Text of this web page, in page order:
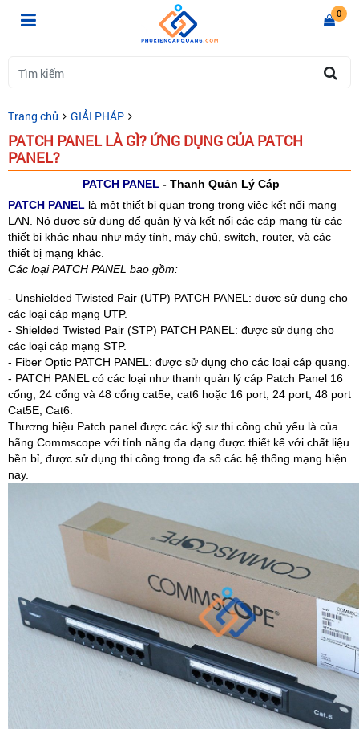
0
Trang chủ GIẢI PHÁP
PATCH PANEL LÀ GÌ? ỨNG DỤNG CỦA PATCH
PANEL?
PATCH PANEL - Thanh Quản Lý Cáp
PATCH PANEL là một thiết bị quan trọng trong việc kết nối mạng
LAN. Nó được sử dụng để quản lý và kết nối các cáp mạng từ các
thiết bị khác nhau như máy tính, máy chủ, switch, router, và các
thiết bị mạng khác.
Các loại PATCH PANEL bao gồm:
- Unshielded Twisted Pair (UTP) PATCH PANEL: được sử dụng cho
các loại cáp mạng UTP.
- Shielded Twisted Pair (STP) PATCH PANEL: được sử dụng cho
các loại cáp mạng STP.
- Fiber Optic PATCH PANEL: được sử dụng cho các loại cáp quang.
- PATCH PANEL có các loại như thanh quản lý cáp Patch Panel 16
cổng, 24 cổng và 48 cổng cat5e, cat6 hoặc 16 port, 24 port, 48 port
Cat5E, Cat6.
Thương hiệu Patch panel được các kỹ sư thi công chủ yếu là của
hãng Commscope với tính năng đa dạng được thiết kế với chất liệu
bền bỉ, được sử dụng thi công trong đa số các hệ thống mạng hiện
nay.